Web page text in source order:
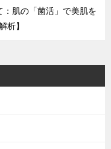
肌の「菌活」で美肌を
析】